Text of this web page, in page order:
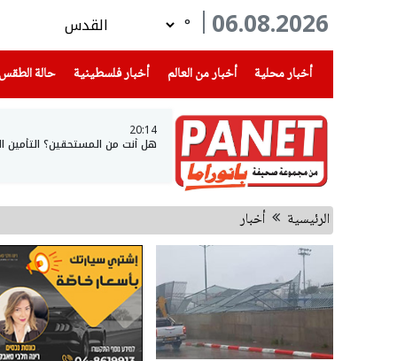
06.08.2026
°
أخبار محلية
(current) أخبار من العالم أخبار فلسطينية(current) حالة الطقس
20:14
هل أنت من المستحقين؟ التأمين
الرئيسية أخبار